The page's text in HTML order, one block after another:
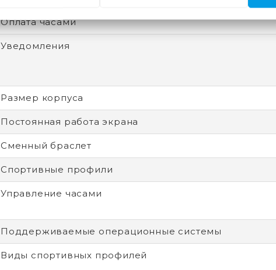
Оплата часами
Уведомления
Размер корпуса
Постоянная работа экрана
Сменный браслет
Спортивные профили
Управление часами
Поддерживаемые операционные системы
Виды спортивных профилей